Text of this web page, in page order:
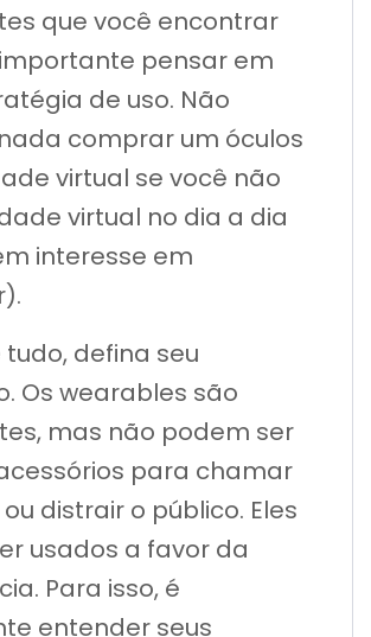
que você encontrar
pensar em
de uso. Não
comprar um óculos
virtual se você não
virtual no dia a dia
interesse em
defina seu
Os wearables são
mas não podem ser
para chamar
distrair o público. Eles
usados a favor da
Para isso, é
entender seus